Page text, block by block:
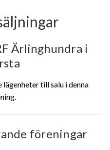
Ärlinghundra i
till salu i denna
föreningar